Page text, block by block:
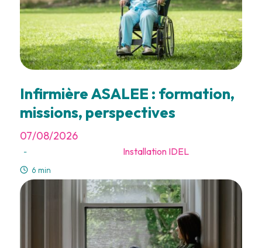
Infirmière ASALEE : formation,
missions, perspectives
07/08/2026
- Installation IDEL
6 min